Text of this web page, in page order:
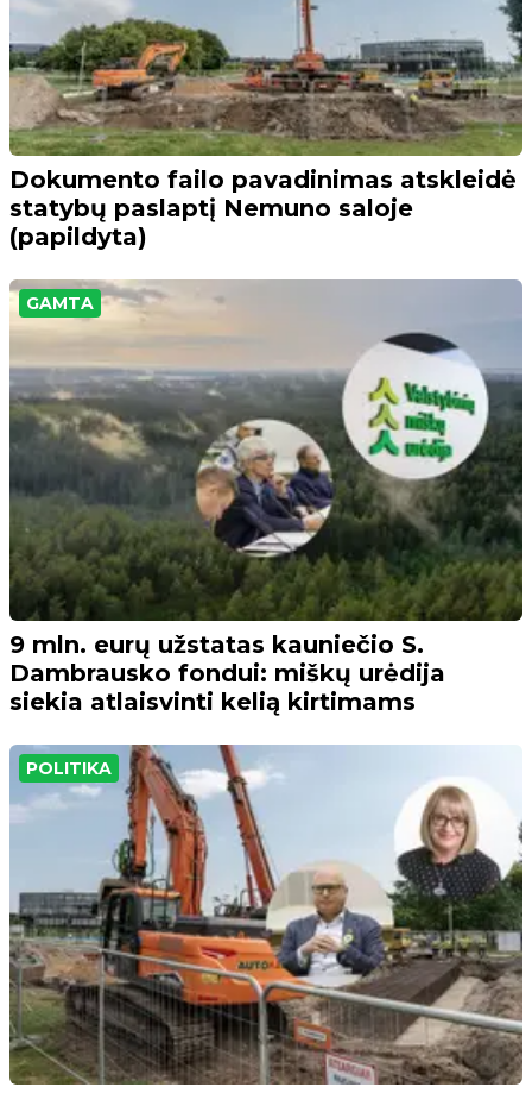
Dokumento failo pavadinimas atskleidė
statybų paslaptį Nemuno saloje
(papildyta)
GAMTA
9 mln. eurų užstatas kauniečio S.
Dambrausko fondui: miškų urėdija
siekia atlaisvinti kelią kirtimams
POLITIKA